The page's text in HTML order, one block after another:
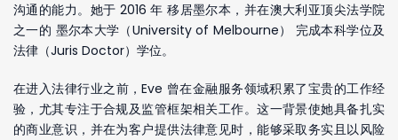
沟通的能力。她于 2016 年 移居墨尔本，并在澳大利亚顶尖法学院
之一的 墨尔本大学（University of Melbourne） 完成本科学位及
法律（Juris Doctor）学位。
在进入法律行业之前，Eve 曾在金融服务领域积累了宝贵的工作经
验，尤其专注于合规及监管框架相关工作。这一背景使她具备扎实
的商业意识，并在为客户提供法律意见时，能够采取务实且以风险